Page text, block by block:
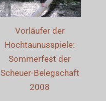
Vorläufer der
Hochtaunusspiele:
Sommerfest der
Scheuer-Belegschaft
2008